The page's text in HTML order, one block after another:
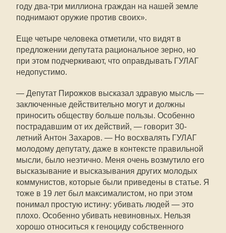
году два-три миллиона граждан на нашей земле
поднимают оружие против своих».
Еще четыре человека отметили, что видят в
предложении депутата рациональное зерно, но
при этом подчеркивают, что оправдывать ГУЛАГ
недопустимо.
— Депутат Пирожков высказал здравую мысль —
заключенные действительно могут и должны
приносить обществу больше пользы. Особенно
пострадавшим от их действий, — говорит 30-
летний Антон Захаров. — Но восхвалять ГУЛАГ
молодому депутату, даже в контексте правильной
мысли, было неэтично. Меня очень возмутило его
высказывание и высказывания других молодых
коммунистов, которые были приведены в статье. Я
тоже в 19 лет был максималистом, но при этом
понимал простую истину: убивать людей — это
плохо. Особенно убивать невиновных. Нельзя
хорошо относиться к геноциду собственного